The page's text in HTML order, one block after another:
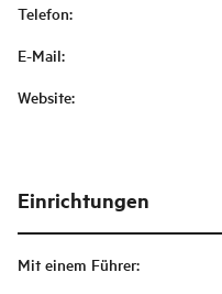
Telefon:
E-Mail:
Website:
Einrichtungen
Mit einem Führer: